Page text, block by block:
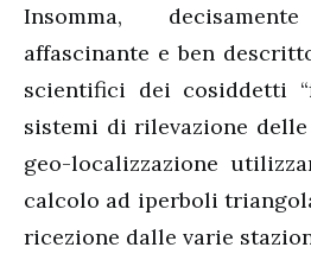
Insomma,
affascinante e ben
scientifici dei cosiddetti
sistemi di rilevazione
geo-localizzazione
calcolo ad iperboli
ricezione dalle varie